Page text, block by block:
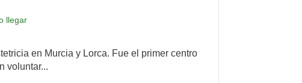
llegar
en Murcia y Lorca. Fue el primer centro
voluntar...